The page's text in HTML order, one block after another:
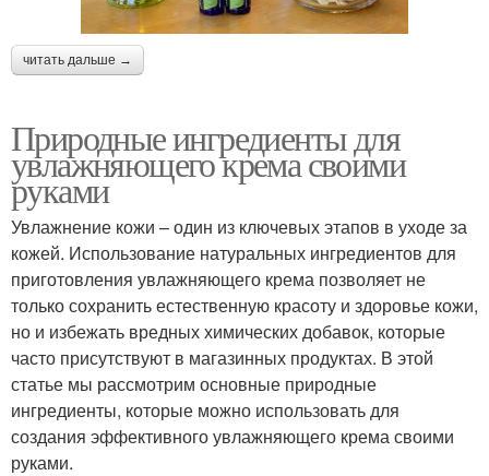
читать дальше →
Природные ингредиенты для
увлажняющего крема своими
руками
Увлажнение кожи – один из ключевых этапов в уходе за
кожей. Использование натуральных ингредиентов для
приготовления увлажняющего крема позволяет не
только сохранить естественную красоту и здоровье кожи,
но и избежать вредных химических добавок, которые
часто присутствуют в магазинных продуктах. В этой
статье мы рассмотрим основные природные
ингредиенты, которые можно использовать для
создания эффективного увлажняющего крема своими
руками.